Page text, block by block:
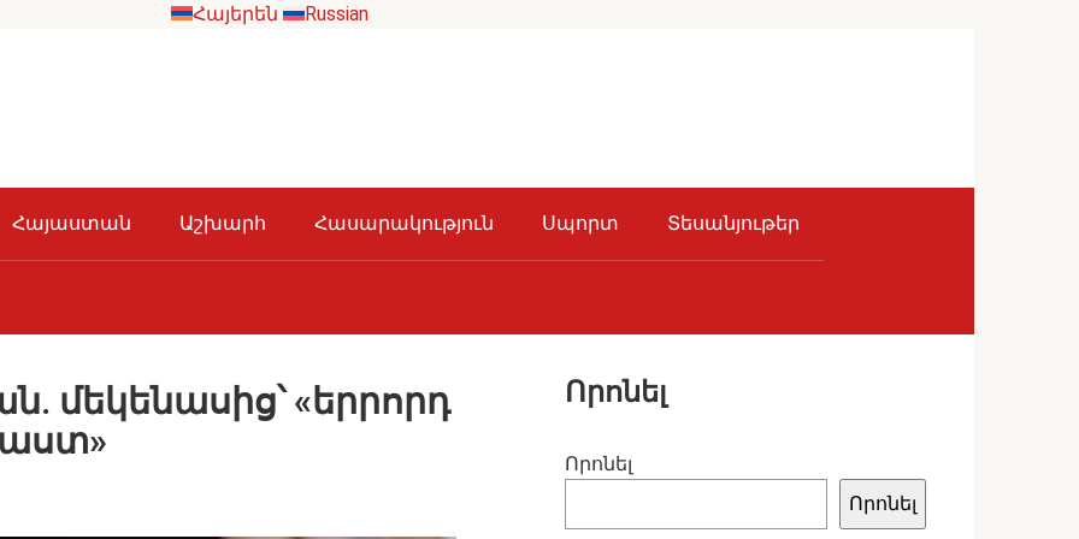
Հայերեն Russian
Հայաստան Աշխարհ Հասարակություն Սպորտ Տեսանյութեր
մեկենասից՝ «երրորդ
Որոնել
Որոնել
Որոնել